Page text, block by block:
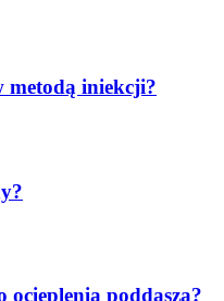
metodą iniekcji?
ocieplenia poddasza?